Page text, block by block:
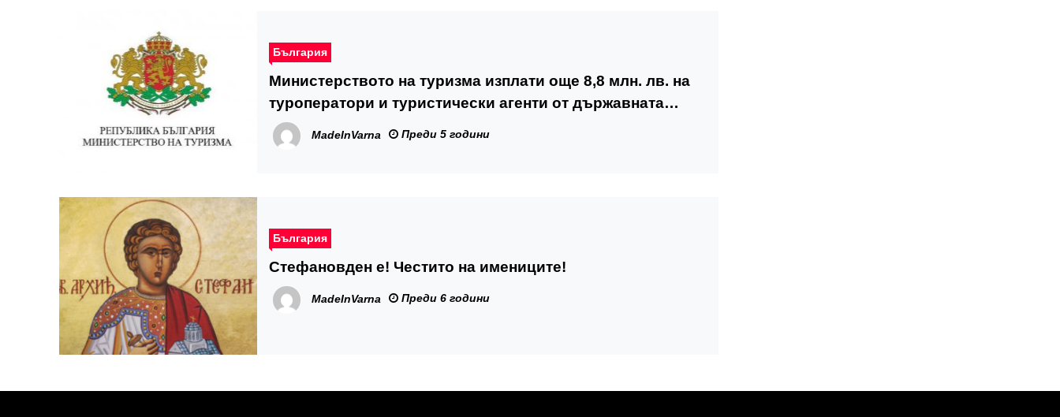
България
Министерството на туризма изплати още 8,8 млн. лв. на
туроператори и туристически агенти от държавната
субсидия, отпусната за сектора
MadeInVarna Преди 5 години
България
Стефановден е! Честито на имениците!
MadeInVarna Преди 6 години